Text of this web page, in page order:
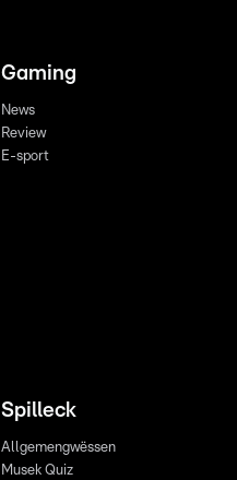
Gaming
News
Review
E-sport
Spilleck
Allgemengwëssen
Musek Quiz